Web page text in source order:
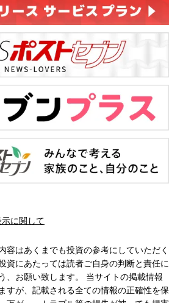
に関して
容はあくまでも投資の参考にしていただく
資にあたっては読者ご自身の判断と責任に
、お願い致します。 当サイトの掲載情報
すが、記載される全ての情報の正確性を保